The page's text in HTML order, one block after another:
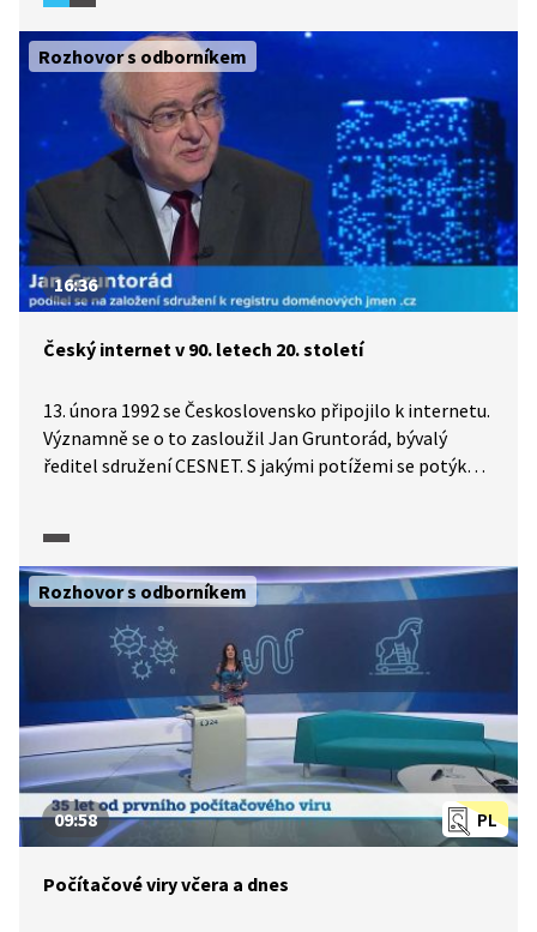
je nejpalčivějším problémem webu v současnosti? Kam
směřuje internet a jak ho regulovat? Jsou takové
zásahy oprávněné? A vůbec možné? O vzniku webu
a jeho dalším vývoji hovoří Jan Gruntorád, bývalý
ředitel sdružení CESNET, které stojí za zaváděním
internetu v ČR.
Rozhovor s odborníkem
16:36
Český internet v 90. letech 20. století
13. února 1992 se Československo připojilo k internetu.
Významně se o to zasloužil Jan Gruntorád, bývalý
ředitel sdružení CESNET. S jakými potížemi se potýkali
počítač? Jaký byl internet ve svých počátcích a jaká
byla cena za internetové připojení? Co se stalo
s československou doménou .cs? Na počátky internetu
u nás vzpomínají publicista Ondřej Neff a zakladatel
Seznamu Ivo Lukaševič. V rozhovoru natočeném
pro Hyde Park civilizace pak hovoří Jan Gruntorád,
hlavní iniciátor připojení Česka k internetu.
Rozhovor s odborníkem
PL
09:58
Počítačové viry včera a dnes